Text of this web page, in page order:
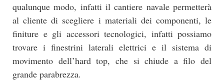
qualunque modo, infatti il cantiere navale permetterà
al cliente di scegliere i materiali dei componenti, le
finiture e gli accessori tecnologici, infatti possiamo
trovare i finestrini laterali elettrici e il sistema di
movimento dell’hard top, che si chiude a filo del
grande parabrezza.